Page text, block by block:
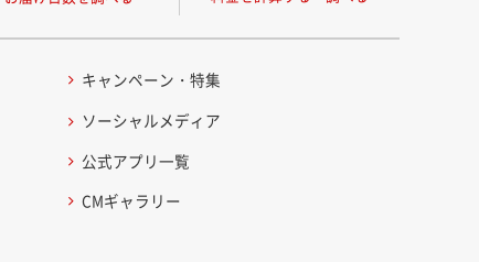
キャンペーン・特集
ソーシャルメディア
公式アプリ一覧
CMギャラリー